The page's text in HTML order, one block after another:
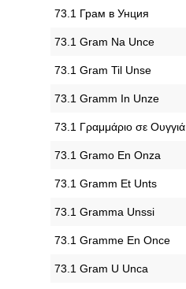
‎73.1 Грам в Унция
‎73.1 Gram Na Unce
‎73.1 Gram Til Unse
‎73.1 Gramm In Unze
‎73.1 Γραμμάριο σε Ουγγιά
‎73.1 Gramo En Onza
‎73.1 Gramm Et Unts
‎73.1 Gramma Unssi
‎73.1 Gramme En Once
‎73.1 Gram U Unca